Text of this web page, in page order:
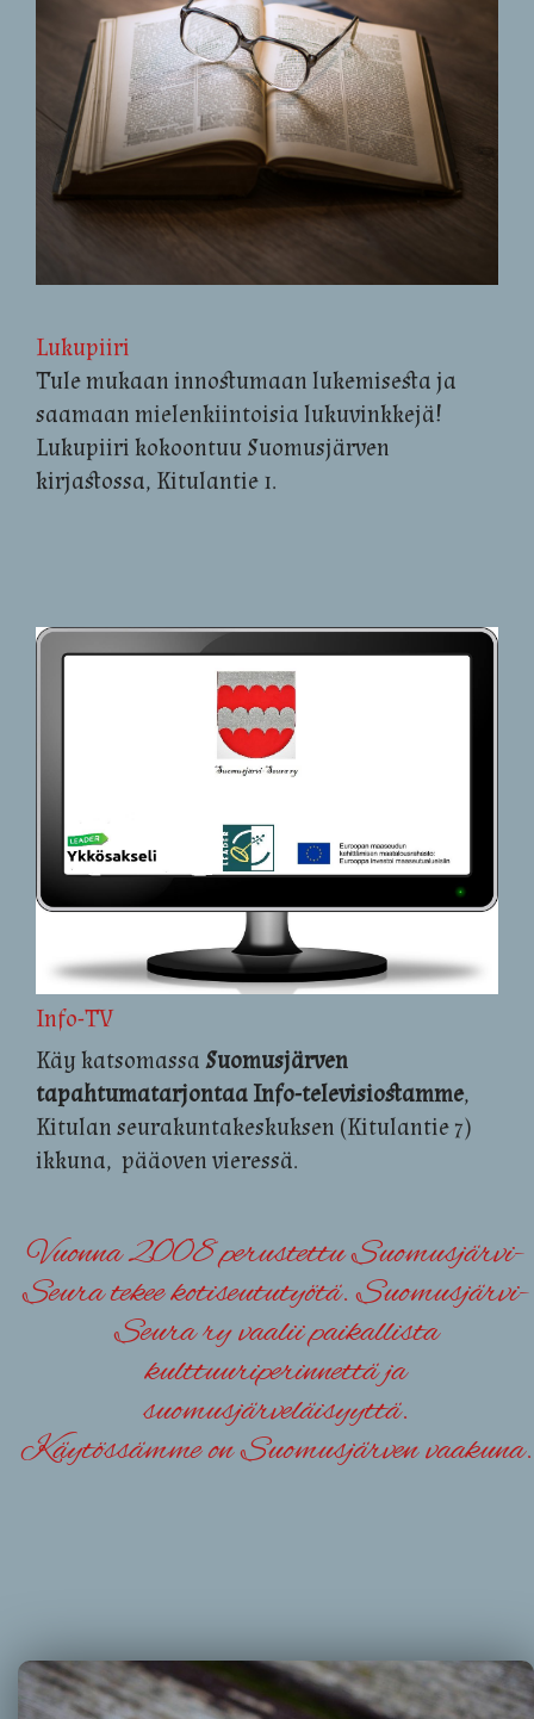
Lukupiiri
Tule mukaan innostumaan lukemisesta ja
saamaan mielenkiintoisia lukuvinkkejä!
Lukupiiri kokoontuu Suomusjärven
kirjastossa, Kitulantie 1.
Info-TV
Käy katsomassaSuomusjärven
tapahtumatarjontaa Info-televisiostamme,
Kitulan seurakuntakeskuksen (Kitulantie 7)
ikkuna, pääoven vieressä.
Vuonna 2008 perustettu Suomusjärvi-
Seura tekee kotiseututyötä. Suomusjärvi-
Seura ry vaalii paikallista
kulttuuriperinnettä ja
suomusjärveläisyyttä.
Käytössämme on Suomusjärven vaakuna.